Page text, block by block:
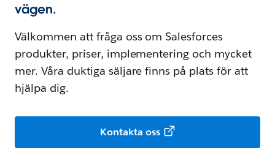
vägen.
Välkommen att fråga oss om Salesforces
produkter, priser, implementering och mycket
mer. Våra duktiga säljare finns på plats för att
hjälpa dig.
Kontakta oss